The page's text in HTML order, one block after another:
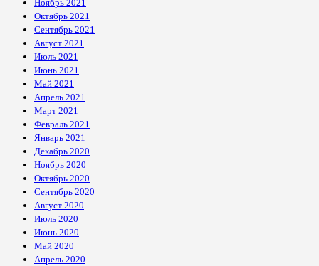
Ноябрь 2021
Октябрь 2021
Сентябрь 2021
Август 2021
Июль 2021
Июнь 2021
Май 2021
Апрель 2021
Март 2021
Февраль 2021
Январь 2021
Декабрь 2020
Ноябрь 2020
Октябрь 2020
Сентябрь 2020
Август 2020
Июль 2020
Июнь 2020
Май 2020
Апрель 2020